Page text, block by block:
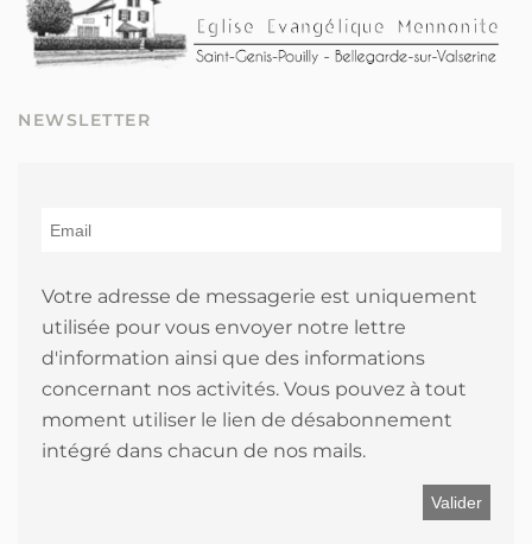
NEWSLETTER
Votre adresse de messagerie est uniquement
utilisée pour vous envoyer notre lettre
d'information ainsi que des informations
concernant nos activités. Vous pouvez à tout
moment utiliser le lien de désabonnement
intégré dans chacun de nos mails.